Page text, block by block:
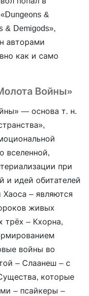
&
& Demigods»,
авторами
как и само
Войны»
— основа т. н.
вселенной,
при
и идей обитателей
Хаоса – являются
живых
трёх – Кхорна,
войны во
– Слаанеш – с
которые
– псайкеры –